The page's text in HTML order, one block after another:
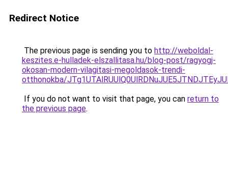
Redirect Notice
The previous page is sending you to http://weboldal-
keszites.e-hulladek-elszallitasa.hu/blog-post/ragyogj-
okosan-modern-vilagitasi-megoldasok-trendi-
otthonokba/
If you do not want to visit that page, you can return to
the previous page.